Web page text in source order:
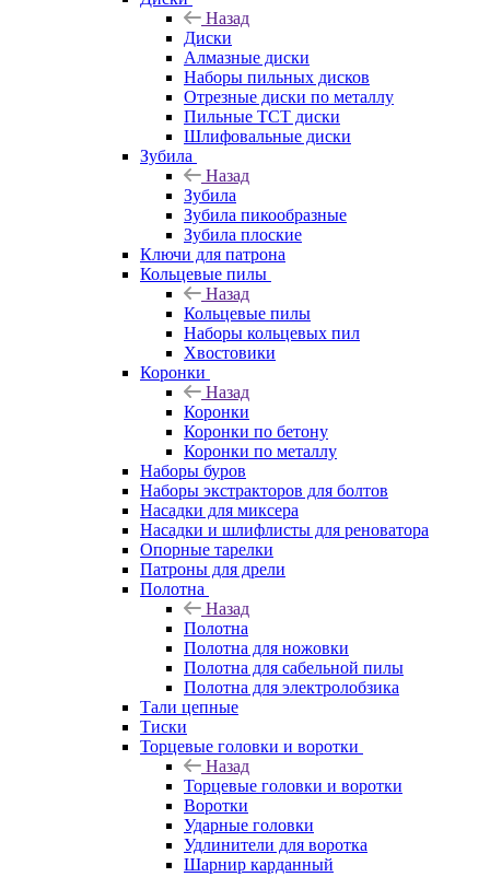
Назад
Диски
Алмазные диски
Наборы пильных дисков
Отрезные диски по металлу
Пильные TCT диски
Шлифовальные диски
Зубила
Назад
Зубила
Зубила пикообразные
Зубила плоские
Ключи для патрона
Кольцевые пилы
Назад
Кольцевые пилы
Наборы кольцевых пил
Хвостовики
Коронки
Назад
Коронки
Коронки по бетону
Коронки по металлу
Наборы буров
Наборы экстракторов для болтов
Насадки для миксера
Насадки и шлифлисты для реноватора
Опорные тарелки
Патроны для дрели
Полотна
Назад
Полотна
Полотна для ножовки
Полотна для сабельной пилы
Полотна для электролобзика
Тали цепные
Тиски
Торцевые головки и воротки
Назад
Торцевые головки и воротки
Воротки
Ударные головки
Удлинители для воротка
Шарнир карданный